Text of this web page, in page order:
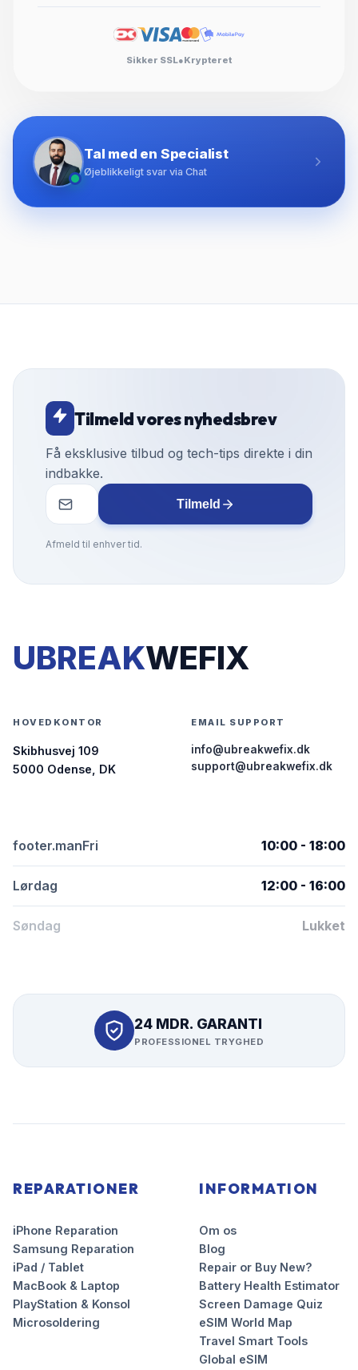
Sikker SSL●Krypteret
Tal med en Specialist
Øjeblikkeligt svar via Chat
Tilmeld vores nyhedsbrev
Få eksklusive tilbud og tech-tips direkte i din
indbakke.
Tilmeld
Afmeld til enhver tid.
UBREAKWEFIX
HOVEDKONTOR
Skibhusvej 109
5000 Odense, DK
EMAIL SUPPORT
info@ubreakwefix.dk
support@ubreakwefix.dk
footer.manFri 10:00 - 18:00
Lørdag 12:00 - 16:00
Søndag Lukket
24 MDR. GARANTI
PROFESSIONEL TRYGHED
REPARATIONER
iPhone Reparation
Samsung Reparation
iPad / Tablet
MacBook & Laptop
PlayStation & Konsol
Microsoldering
INFORMATION
Om os
Blog
Repair or Buy New?
Battery Health Estimator
Screen Damage Quiz
eSIM World Map
Travel Smart Tools
Global eSIM